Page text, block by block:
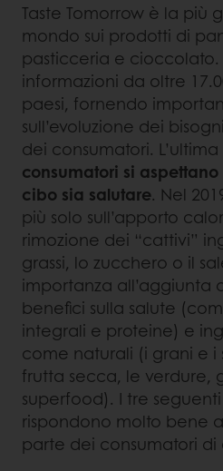
Taste Tomorrow è la più
mondo sui prodotti di
pasticceria e
informazioni da oltre
paesi, fornendo
sull’evoluzione dei
dei consumatori.
consumatori si
cibo sia salutare. Nel
più solo sull’apporto
rimozione dei “cattivi”
grassi, lo zucchero o il
importanza all’aggiunta
benefici sulla salute
integrali e proteine) e
come naturali (i grani e i
frutta secca, le verdure,
superfood). I tre
rispondono molto bene
parte dei consumatori di